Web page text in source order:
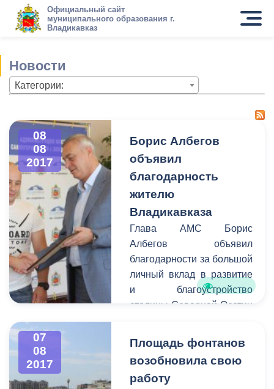
Официальный сайт
муниципального образования г.
Владикавказ
Новости
Категории:
08
08
2017
Борис Албегов
объявил
благодарность
жителю
Владикавказа
Глава АМС Борис
Албегов объявил
благодарности за большой
личный вклад в развитие
и благоустройство
столицы Северной Осетии
07
08
2017
Площадь фонтанов
возобновила свою
работу